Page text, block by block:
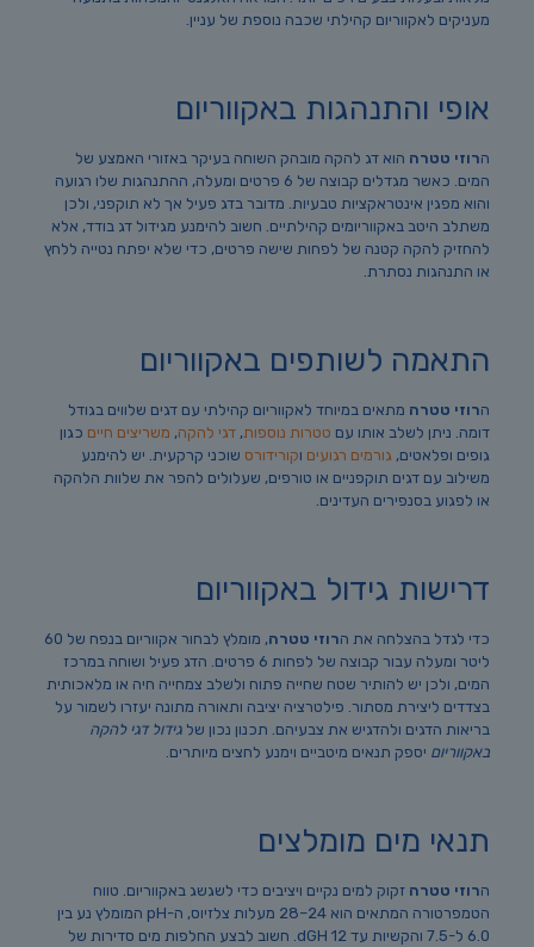
מעניקים לאקווריום קהילתי שכבה נוספת של עניין.
אופי והתנהגות באקווריום
הרוזי טטרה הוא דג להקה מובהק השוחה בעיקר באזורי האמצע של
המים. כאשר מגדלים קבוצה של 6 פרטים ומעלה, ההתנהגות שלו רגועה
והוא מפגין אינטראקציות טבעיות. מדובר בדג פעיל אך לא תוקפני, ולכן
משתלב היטב באקווריומים קהילתיים. חשוב להימנע מגידול דג בודד, אלא
להחזיק להקה קטנה של לפחות שישה פרטים, כדי שלא יפתח נטייה ללחץ
או התנהגות נסתרת.
התאמה לשותפים באקווריום
הרוזי טטרה מתאים במיוחד לאקווריום קהילתי עם דגים שלווים בגודל
דומה. ניתן לשלב אותו עם טטרות נוספות, דגי להקה, משריצים חיים כגון
גופים ופלאטים, גורמים רגועים וקורידורס שוכני קרקעית. יש להימנע
משילוב עם דגים תוקפניים או טורפים, שעלולים להפר את שלוות הלהקה
או לפגוע בסנפירים העדינים.
דרישות גידול באקווריום
כדי לגדל בהצלחה את הרוזי טטרה
, מומלץ לבחור אקווריום בנפח של 60
ליטר ומעלה עבור קבוצה של לפחות 6 פרטים. הדג פעיל ושוחה במרכז
המים, ולכן יש להותיר שטח שחייה פתוח ולשלב צמחייה חיה או מלאכותית
בצדדים ליצירת מסתור. פילטרציה יציבה ותאורה מתונה יעזרו לשמור על
בריאות הדגים ולהדגיש את צבעיהם. תכנון נכון של גידול דגי להקה
באקווריום יספק תנאים מיטביים וימנע לחצים מיותרים.
תנאי מים מומלצים
הרוזי טטרה זקוק למים נקיים ויציבים כדי לשגשג באקווריום. טווח
הטמפרטורה המתאים הוא 24–28 מעלות צלזיוס, ה-pH המומלץ נע בין
6.0 ל-7.5 והקשיות עד 12 dGH. חשוב לבצע החלפות מים סדירות של